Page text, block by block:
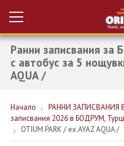
Вход за агенти
РАННИ ЗАПИСВАНИЯ
НОВА ГОДИНА ТУРЦИЯ
НОВА ГОДИНА
Ранни записвания за
с автобус за 5
AQUA /
Начало РАННИ ЗАПИСВАНИЯ
записвания 2026 в БОДРУМ,
OTIUM PARK / ex.AYAZ AQUA /